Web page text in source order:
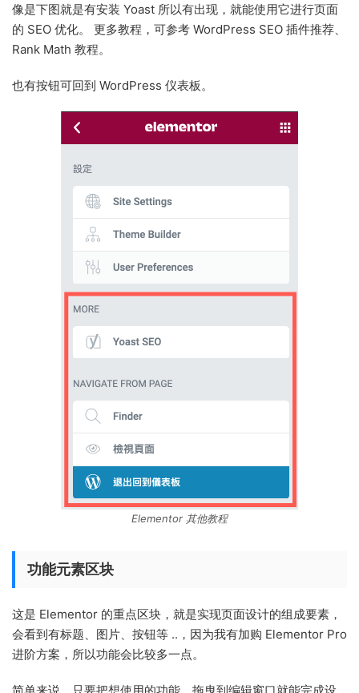
像是下图就是有安装 Yoast 所以有出现，就能使用它进行页面
的 SEO 优化。 更多教程，可参考 WordPress SEO 插件推荐、
Rank Math 教程。
也有按钮可回到 WordPress 仪表板。
Elementor 其他教程
功能元素区块
这是 Elementor 的重点区块，就是实现页面设计的组成要素，
会看到有标题、图片、按钮等 ..，因为我有加购 Elementor Pro
进阶方案，所以功能会比较多一点。
简单来说，只要把想使用的功能，拖曳到编辑窗口就能完成设